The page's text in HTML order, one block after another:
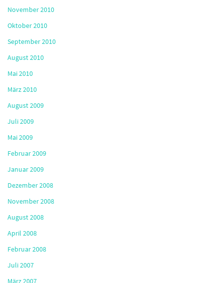
November 2010
Oktober 2010
September 2010
August 2010
Mai 2010
März 2010
August 2009
Juli 2009
Mai 2009
Februar 2009
Januar 2009
Dezember 2008
November 2008
August 2008
April 2008
Februar 2008
Juli 2007
März 2007